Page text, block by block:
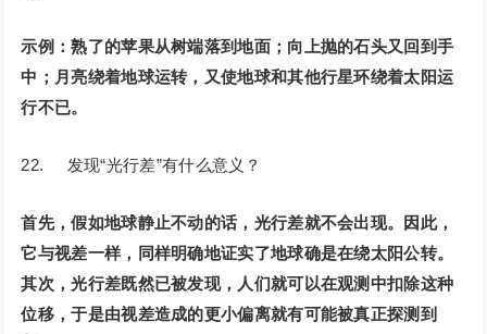
示例：熟了的苹果从树端落到地面；向上抛的石头又回到手
中；月亮绕着地球运转，又使地球和其他行星环绕着太阳运
行不已。
22. 发现“光行差”有什么意义？
首先，假如地球静止不动的话，光行差就不会出现。因此，
它与视差一样，同样明确地证实了地球确是在绕太阳公转。
其次，光行差既然已被发现，人们就可以在观测中扣除这种
位移，于是由视差造成的更小偏离就有可能被真正探测到